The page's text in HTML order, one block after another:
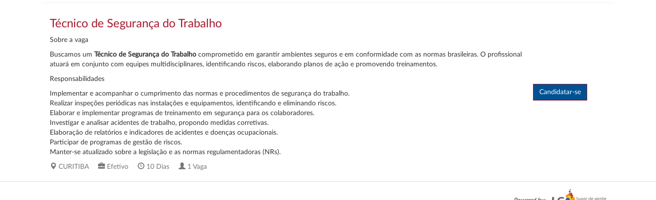
Técnico de Segurança do Trabalho
Sobre a vaga
Buscamos um Técnico de Segurança do Trabalho comprometido em garantir ambientes seguros e em conformidade com as normas brasileiras. O profissional
atuará em conjunto com equipes multidisciplinares, identificando riscos, elaborando planos de ação e promovendo treinamentos.
Responsabilidades
Implementar e acompanhar o cumprimento das normas e procedimentos de segurança do trabalho.
Realizar inspeções periódicas nas instalações e equipamentos, identificando e eliminando riscos.
Elaborar e implementar programas de treinamento em segurança para os colaboradores.
Investigar e analisar acidentes de trabalho, propondo medidas corretivas.
Elaboração de relatórios e indicadores de acidentes e doenças ocupacionais.
Participar de programas de gestão de riscos.
Manter-se atualizado sobre a legislação e as normas regulamentadoras (NRs).
CURITIBA Efetivo 10 Dias 1 Vaga